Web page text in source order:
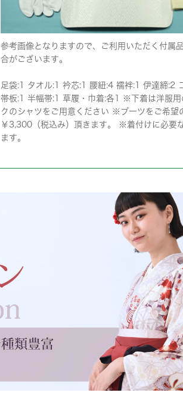
参考画像となりますので、ご利用いただく付属
合がございます。
足袋:1 タオル:1 衿芯:1 腰紐:4 襦袢:1 伊達締:2
帯板:1 半幅帯:1 草履・巾着:各1 ※下着は洋服用
クのシャツをご用意ください ※ブーツをご希望
￥3,300（税込み）頂きます。 ※着付けに必要
ます。